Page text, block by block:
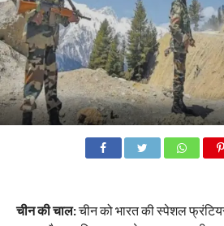
चीन की चाल:चीन को भारत की स्पेशल